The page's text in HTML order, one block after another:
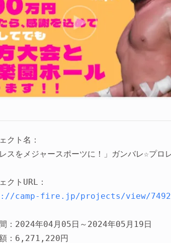
クト名：
レスをメジャースポーツに！」ガンバレ☆プロ
camp-fire.jp/projects/view/
：2024年04月05日～2024年05月19日
：6,271,220円